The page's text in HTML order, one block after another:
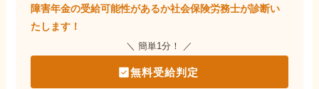
障害年金の受給可能性があるか社会保険労務士が診断い
たします！
＼ 簡単1分！ ／
無料受給判定